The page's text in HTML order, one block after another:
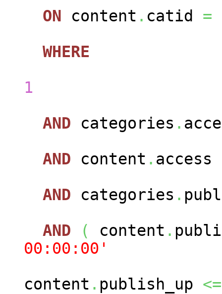
ON content . catid =
WHERE
1
AND categories .
AND content . access
AND categories .
AND
( content .
00:00:00'
content . publish_up <=